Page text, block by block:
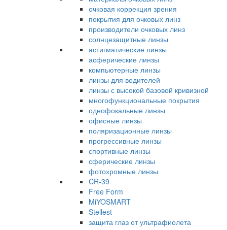
очковая коррекция зрения
покрытия для очковых линз
производители очковых линз
солнцезащитные линзы
астигматические линзы
асферические линзы
компьютерные линзы
линзы для водителей
линзы с высокой базовой кривизной
многофункциональные покрытия
однофокальные линзы
офисные линзы
поляризационные линзы
прогрессивные линзы
спортивные линзы
сферические линзы
фотохромные линзы
CR-39
Free Form
MiYOSMART
Stellest
защита глаз от ультрафиолета